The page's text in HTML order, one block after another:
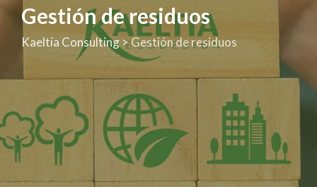
Gestión de residuos
Kaeltia Consulting >Gestión de residuos